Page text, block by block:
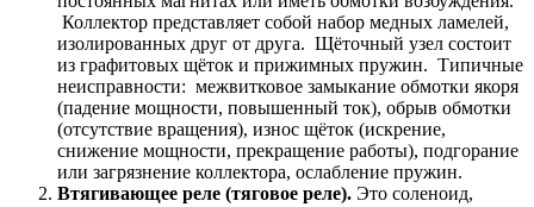
Коллектор представляет собой набор медных ламелей,
изолированных друг от друга. Щёточный узел состоит
из графитовых щёток и прижимных пружин. Типичные
неисправности: межвитковое замыкание обмотки якоря
(падение мощности, повышенный ток), обрыв обмотки
(отсутствие вращения), износ щёток (искрение,
снижение мощности, прекращение работы), подгорание
или загрязнение коллектора, ослабление пружин.
Втягивающее реле (тяговое реле). Это соленоид,